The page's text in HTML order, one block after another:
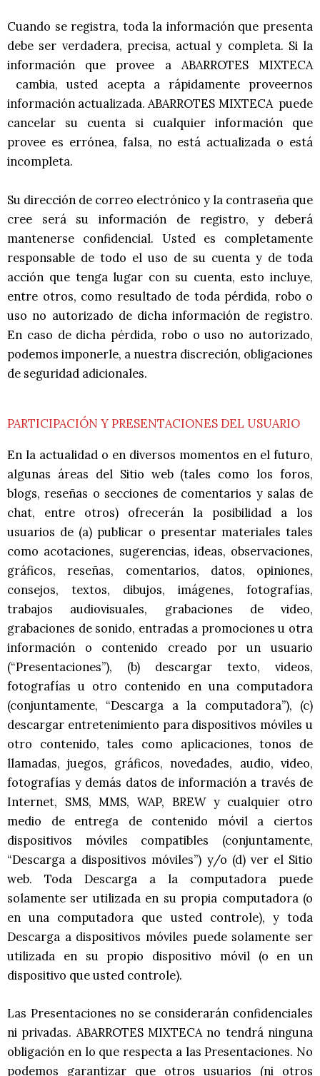
Cuando se registra, toda la información que presenta
debe ser verdadera, precisa, actual y completa. Si la
información que provee a ABARROTES MIXTECA
cambia, usted acepta a rápidamente proveernos
información actualizada. ABARROTES MIXTECA puede
cancelar su cuenta si cualquier información que
provee es errónea, falsa, no está actualizada o está
incompleta.
Su dirección de correo electrónico y la contraseña que
cree será su información de registro, y deberá
mantenerse confidencial. Usted es completamente
responsable de todo el uso de su cuenta y de toda
acción que tenga lugar con su cuenta, esto incluye,
entre otros, como resultado de toda pérdida, robo o
uso no autorizado de dicha información de registro.
En caso de dicha pérdida, robo o uso no autorizado,
podemos imponerle, a nuestra discreción, obligaciones
de seguridad adicionales.
PARTICIPACIÓN Y PRESENTACIONES DEL USUARIO
En la actualidad o en diversos momentos en el futuro,
algunas áreas del Sitio web (tales como los foros,
blogs, reseñas o secciones de comentarios y salas de
chat, entre otros) ofrecerán la posibilidad a los
usuarios de (a) publicar o presentar materiales tales
como acotaciones, sugerencias, ideas, observaciones,
gráficos, reseñas, comentarios, datos, opiniones,
consejos, textos, dibujos, imágenes, fotografías,
trabajos audiovisuales, grabaciones de video,
grabaciones de sonido, entradas a promociones u otra
información o contenido creado por un usuario
(“Presentaciones”), (b) descargar texto, videos,
fotografías u otro contenido en una computadora
(conjuntamente, “Descarga a la computadora”), (c)
descargar entretenimiento para dispositivos móviles u
otro contenido, tales como aplicaciones, tonos de
llamadas, juegos, gráficos, novedades, audio, video,
fotografías y demás datos de información a través de
Internet, SMS, MMS, WAP, BREW y cualquier otro
medio de entrega de contenido móvil a ciertos
dispositivos móviles compatibles (conjuntamente,
“Descarga a dispositivos móviles”) y/o (d) ver el Sitio
web. Toda Descarga a la computadora puede
solamente ser utilizada en su propia computadora (o
en una computadora que usted controle), y toda
Descarga a dispositivos móviles puede solamente ser
utilizada en su propio dispositivo móvil (o en un
dispositivo que usted controle).
Las Presentaciones no se considerarán confidenciales
ni privadas. ABARROTES MIXTECA no tendrá ninguna
obligación en lo que respecta a las Presentaciones. No
podemos garantizar que otros usuarios (ni otros